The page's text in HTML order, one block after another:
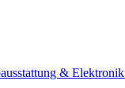
& Elektronik